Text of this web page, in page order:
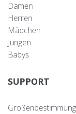
Damen
Herren
Mädchen
Jungen
Babys
SUPPORT
Größenbestimmung